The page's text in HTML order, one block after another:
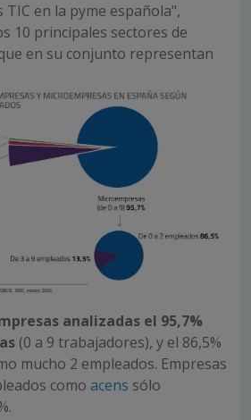
TIC en la pyme española",
10 principales sectores de
en su conjunto representan
analizadas el 95,7%
(0 a 9 trabajadores), y el 86,5%
mucho 2 empleados. Empresas
como acens sólo